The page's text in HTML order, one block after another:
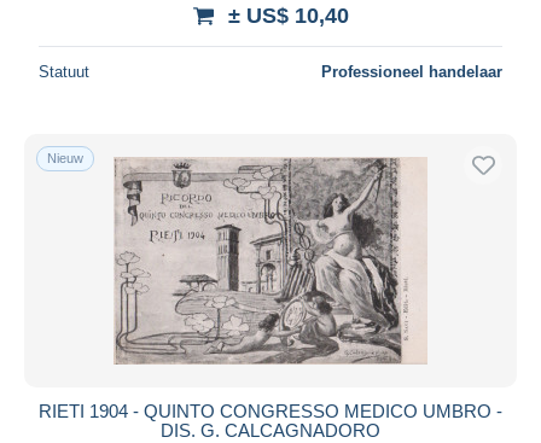
± US$ 10,40
Statuut Professioneel handelaar
Nieuw
RIETI 1904 - QUINTO CONGRESSO MEDICO UMBRO -
DIS. G. CALCAGNADORO